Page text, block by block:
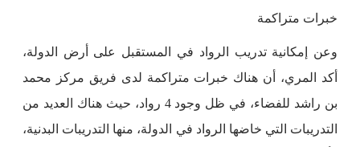
خبرات متراكمة
وعن إمكانية تدريب الرواد في المستقبل على أرض الدولة،
أكد المري، أن هناك خبرات متراكمة لدى فريق مركز محمد
بن راشد للفضاء، في ظل وجود 4 رواد، حيث هناك العديد من
التدريبات التي خاضها الرواد في الدولة، منها التدريبات البدنية،